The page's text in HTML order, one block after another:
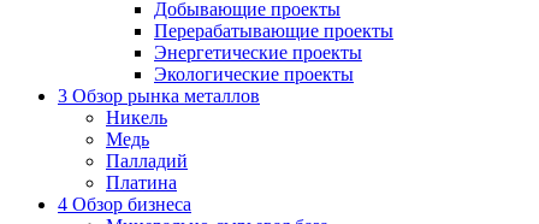
Добывающие проекты
Перерабатывающие проекты
Энергетические проекты
Экологические проекты
3 Обзор рынка металлов
Никель
Медь
Палладий
Платина
4 Обзор бизнеса